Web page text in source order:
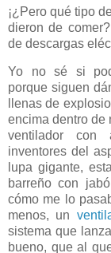
¡¿Pero qué tipo
dieron de
de descargas
Yo no sé si
porque siguen
llenas de
encima dentro de
ventilador con
inventores del
lupa gigante,
barreño con
cómo me lo
menos, un
sistema que
bueno, que al